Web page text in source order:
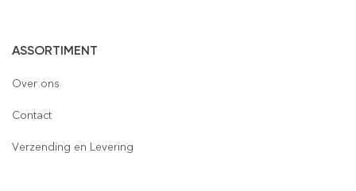
ASSORTIMENT
Over ons
Contact
Verzending en Levering